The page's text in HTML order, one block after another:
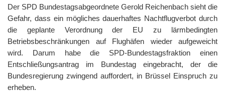
Der SPD Bundestagsabgeordnete Gerold Reichenbach sieht die
Gefahr, dass ein mögliches dauerhaftes Nachtflugverbot durch
die geplante Verordnung der EU zu lärmbedingten
Betriebsbeschränkungen auf Flughäfen wieder aufgeweicht
wird. Darum habe die SPD-Bundestagsfraktion einen
Entschließungsantrag im Bundestag eingebracht, der die
Bundesregierung zwingend auffordert, in Brüssel Einspruch zu
erheben.